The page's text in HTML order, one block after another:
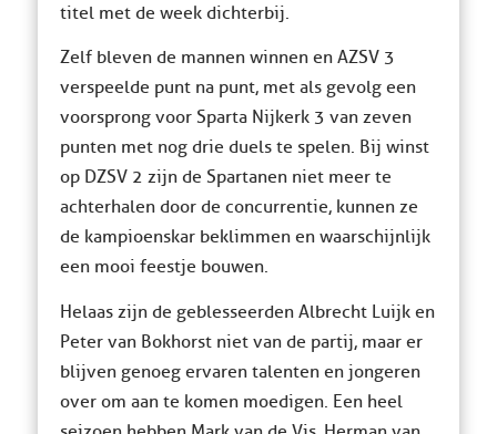
titel met de week dichterbij.
Zelf bleven de mannen winnen en AZSV 3
verspeelde punt na punt, met als gevolg een
voorsprong voor Sparta Nijkerk 3 van zeven
punten met nog drie duels te spelen. Bij winst
op DZSV 2 zijn de Spartanen niet meer te
achterhalen door de concurrentie, kunnen ze
de kampioenskar beklimmen en waarschijnlijk
een mooi feestje bouwen.
Helaas zijn de geblesseerden Albrecht Luijk en
Peter van Bokhorst niet van de partij, maar er
blijven genoeg ervaren talenten en jongeren
over om aan te komen moedigen. Een heel